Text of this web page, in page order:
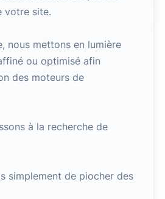
votre site.
nous mettons en lumière
ou optimisé afin
des moteurs de
à la recherche de
simplement de piocher des